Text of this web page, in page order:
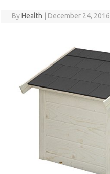
ByHealth December 24, 2016